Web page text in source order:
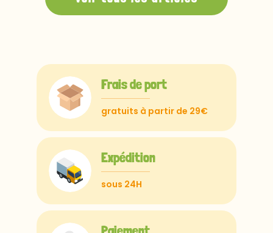
Frais de port
gratuits à partir de 29€
Expédition
sous 24H